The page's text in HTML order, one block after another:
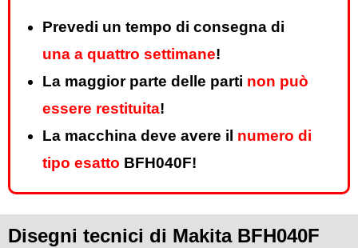
Prevedi un tempo di consegna di
una a quattro settimane!
La maggior parte delle parti non può
essere restituita!
La macchina deve avere il numero di
tipo esatto BFH040F!
Disegni tecnici di Makita BFH040F